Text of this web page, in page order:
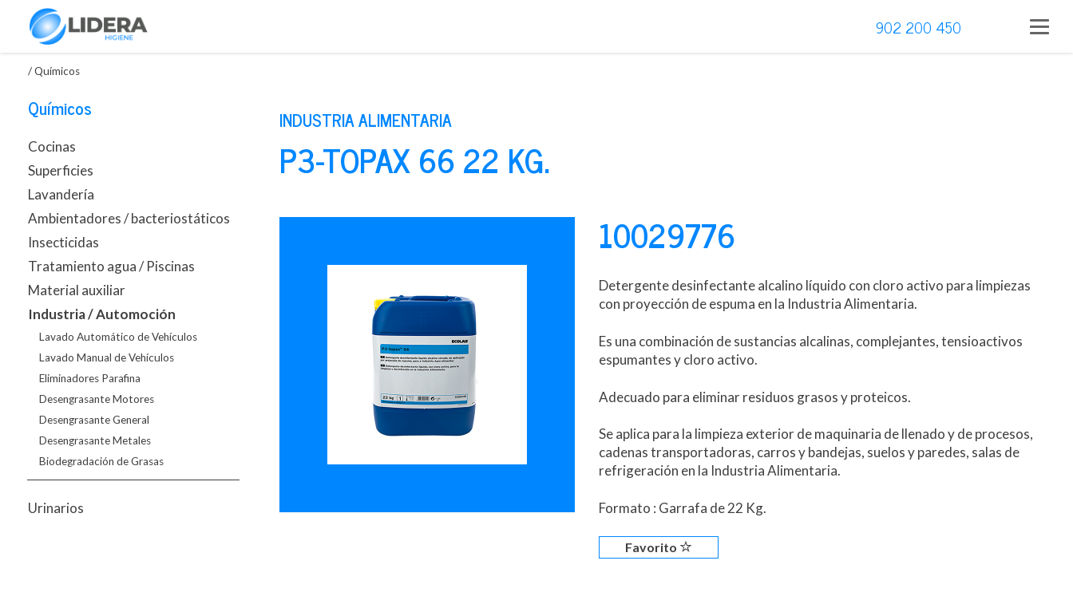
902 200 450
/Químicos
Químicos
Cocinas
Superficies
Lavandería
Ambientadores / bacteriostáticos
Insecticidas
Tratamiento agua / Piscinas
Material auxiliar
Industria / Automoción
Lavado Automático de Vehículos
Lavado Manual de Vehículos
Eliminadores Parafina
Desengrasante Motores
Desengrasante General
Desengrasante Metales
Biodegradación de Grasas
Urinarios
INDUSTRIA ALIMENTARIA
P3-TOPAX 66 22 KG.
10029776
Detergente desinfectante alcalino líquido con cloro activo para limpiezas
con proyección de espuma en la Industria Alimentaria.
Es una combinación de sustancias alcalinas, complejantes, tensioactivos
espumantes y cloro activo.
Adecuado para eliminar residuos grasos y proteicos.
Se aplica para la limpieza exterior de maquinaria de llenado y de procesos,
cadenas transportadoras, carros y bandejas, suelos y paredes, salas de
refrigeración en la Industria Alimentaria.
Formato : Garrafa de 22 Kg.
Favorito